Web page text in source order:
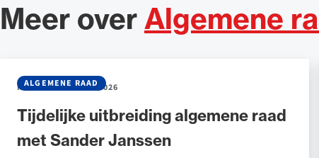
Meer overAlgemene
Tijdelijke uitbreiding algemene raad
met Sander Janssen
ALGEMENE RAAD
NIEUWS• 30 JUNI 2026